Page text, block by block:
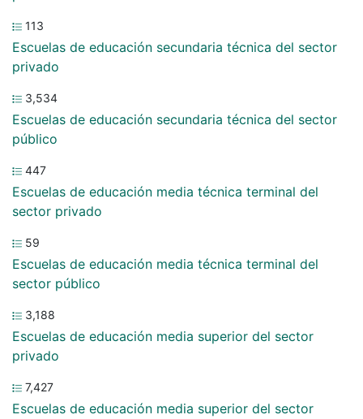
113
Escuelas de educación secundaria técnica del sector
privado
3,534
Escuelas de educación secundaria técnica del sector
público
447
Escuelas de educación media técnica terminal del
sector privado
59
Escuelas de educación media técnica terminal del
sector público
3,188
Escuelas de educación media superior del sector
privado
7,427
Escuelas de educación media superior del sector